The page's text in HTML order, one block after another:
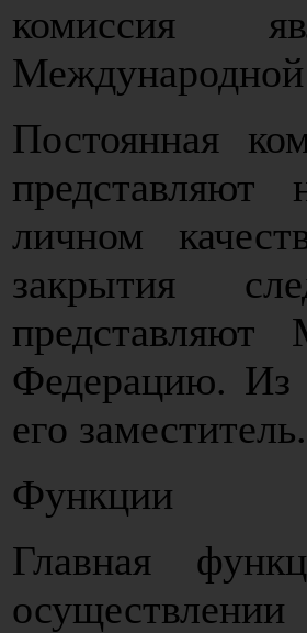
комиссия
Постоянная
представляют
личном
закрытия
Федерацию. Из
его заместитель.
Функции
Главная